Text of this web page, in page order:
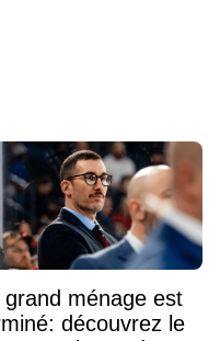
grand ménage est
découvrez le